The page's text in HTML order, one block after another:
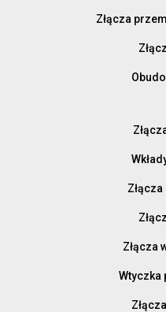
Złącza
Złącza
Wtyczka